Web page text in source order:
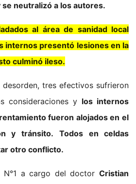
neutralizó a los autores.
al área de sanidad local
internos presentó lesiones en la
culminó ileso.
tres efectivos sufrieron
consideraciones y los internos
fueron alojados en el
y tránsito.
Todos en celdas
otro conflicto.
N°1 a cargo del doctor Cristian